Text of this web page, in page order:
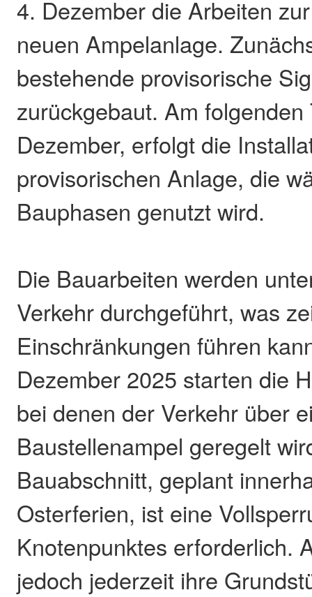
4. Dezember die Arbeiten
neuen Ampelanlage.
bestehende provisorische
zurückgebaut. Am folgenden
Dezember, erfolgt die
provisorischen Anlage, die
Bauphasen genutzt wird.
Die Bauarbeiten werden
Verkehr durchgeführt, was
Einschränkungen führen
Dezember 2025 starten die
bei denen der Verkehr über
Baustellenampel geregelt
Bauabschnitt, geplant
Osterferien, ist eine
Knotenpunktes erforderlich.
jedoch jederzeit ihre